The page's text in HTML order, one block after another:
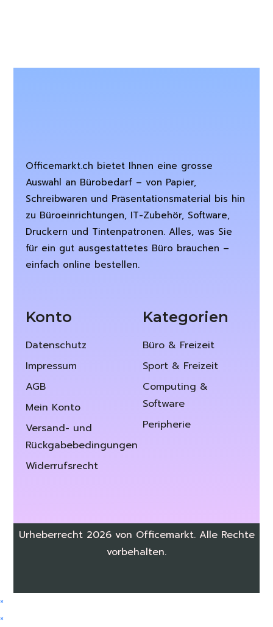
Officemarkt.ch bietet Ihnen eine grosse
Auswahl an Bürobedarf – von Papier,
Schreibwaren und Präsentationsmaterial bis hin
zu Büroeinrichtungen, IT-Zubehör, Software,
Druckern und Tintenpatronen. Alles, was Sie
für ein gut ausgestattetes Büro brauchen –
einfach online bestellen.
Konto
Datenschutz
Impressum
AGB
Mein Konto
Versand- und
Rückgabebedingungen
Widerrufsrecht
Kategorien
Büro & Freizeit
Sport & Freizeit
Computing &
Software
Peripherie
Urheberrecht 2026 von Officemarkt. Alle Rechte
vorbehalten.
×
×